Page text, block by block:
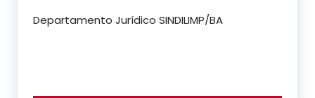
Departamento Jurídico SINDILIMP/BA